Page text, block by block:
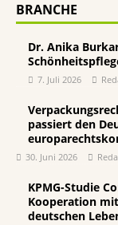
BRANCHE
Dr. Anika
7. Juli 2026
passiert den
30. Juni 2026
KPMG-Studie
Kooperation
deutschen